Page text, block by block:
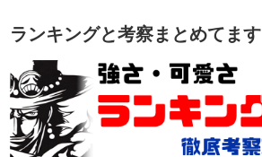
ランキングと考察まとめてます